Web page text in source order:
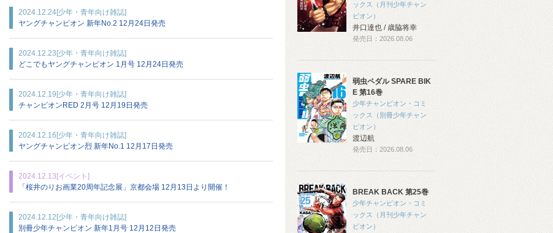
2024.12.24[少年・青年向け雑誌]
ヤングチャンピオン 新年No.2 12月24日発売
2024.12.23 [少年・青年向け雑誌]
どこでもヤングチャンピオン 1月号 12月24日発売
2024.12.19 [少年・青年向け雑誌]
チャンピオンRED 2月号 12月19日発売
2024.12.16 [少年・青年向け雑誌]
ヤングチャンピオン烈 新年No.1 12月17日発売
2024.12.13 [イベント]
「桜井のりお画業20周年記念展」京都会場 12月13日より開催！
2024.12.12 [少年・青年向け雑誌]
別冊少年チャンピオン 新年1月号 12月12日発売
ックス（月刊少年チャン
ピオン）
井口達也 / 歳脇将幸
発売日：2026.08.06
弱虫ペダル SPARE BIK
E 第16巻
少年チャンピオン・コミ
ックス（別冊少年チャン
ピオン）
渡辺航
発売日：2026.08.06
BREAK BACK 第25巻
少年チャンピオン・コミ
ックス（月刊少年チャン
ピオン）